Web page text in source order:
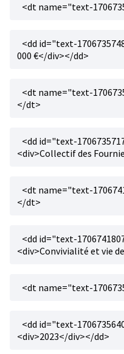
<dt name="text-
<dd id="text-
000 €</div></dd>
<dt name="text-
</dt>
<dd id="text-
<div>Collectif des
<dt name="text-
</dt>
<dd id="text-
<div>Convivialité et vie
<dt name="text-
<dd id="text-
<div>2023</div></dd>